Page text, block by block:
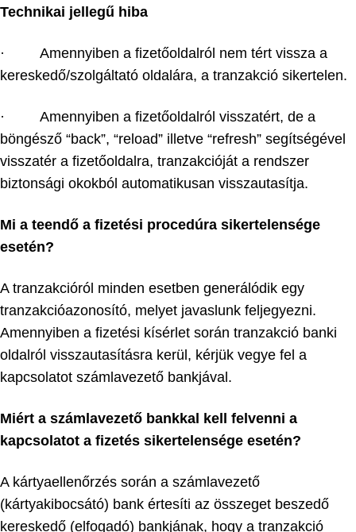
Technikai jellegű hiba
· Amennyiben a fizetőoldalról nem tért vissza a
kereskedő/szolgáltató oldalára, a tranzakció sikertelen.
· Amennyiben a fizetőoldalról visszatért, de a
böngésző “back”, “reload” illetve “refresh” segítségével
visszatér a fizetőoldalra, tranzakcióját a rendszer
biztonsági okokból automatikusan visszautasítja.
Mi a teendő a fizetési procedúra sikertelensége
esetén?
A tranzakcióról minden esetben generálódik egy
tranzakcióazonosító, melyet javaslunk feljegyezni.
Amennyiben a fizetési kísérlet során tranzakció banki
oldalról visszautasításra kerül, kérjük vegye fel a
kapcsolatot számlavezető bankjával.
Miért a számlavezető bankkal kell felvenni a
kapcsolatot a fizetés sikertelensége esetén?
A kártyaellenőrzés során a számlavezető
(kártyakibocsátó) bank értesíti az összeget beszedő
kereskedő (elfogadó) bankjának, hogy a tranzakció